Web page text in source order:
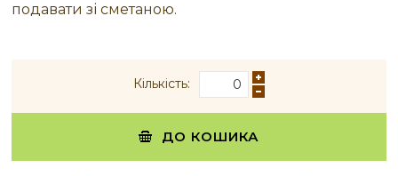
подавати зі сметаною.
Кількість:
ДО КОШИКА